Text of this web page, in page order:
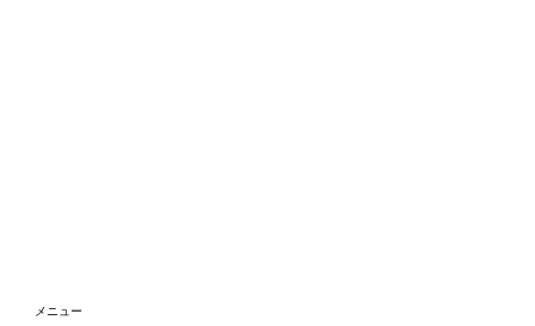
メニュー